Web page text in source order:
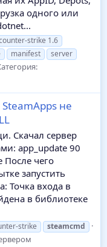
одного или
strike 1.6
manifest
server
не
Скачал сервер
app_update 90
После чего
запустить
Точка входа в
в библиотеке
strike steamcmd